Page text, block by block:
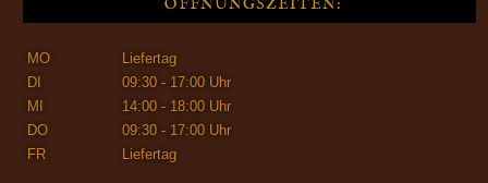
ÖFFNUNGSZEITEN:
MO
Liefertag
DI
09:30 - 17:00 Uhr
MI
14:00 - 18:00 Uhr
DO
09:30 - 17:00 Uhr
FR
Liefertag